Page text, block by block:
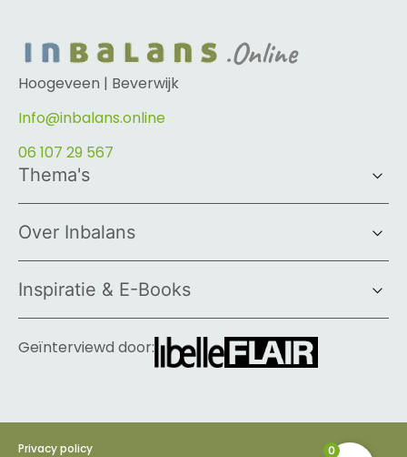
Hoogeveen | Beverwijk
Info@inbalans.online
06 107 29 567
Thema's
Over Inbalans
Inspiratie & E-Books
Geïnterviewd door:
Privacy policy 0